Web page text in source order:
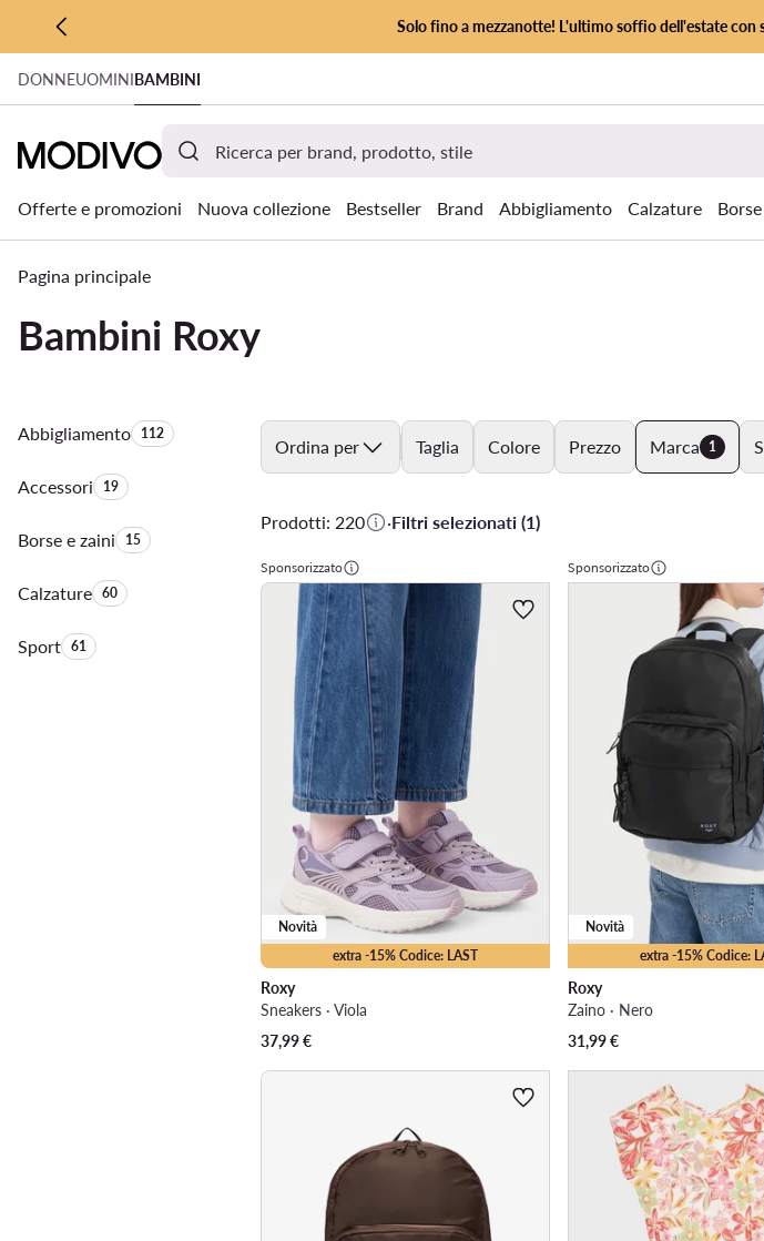
VAI AL CONTENUTO PRINCIPALE
VAI ALLA RICERCA
Solo fino a mezzanotte! L'ultimo soffio dell'estate con
DONNEUOMINIBAMBINI
Offerte e promozioni Nuova collezione Bestseller Brand Abbigliamento Calzature
Pagina principale
Bambini Roxy
AbbigliamentoQuantità di prodotti:
112
AccessoriQuantità di prodotti:
19
Borse e zainiQuantità di prodotti:
15
CalzatureQuantità di prodotti:
60
SportQuantità di prodotti:
61
Ordina per Taglia Colore Prezzo Marca 1
Prodotti: 220 ·Filtri selezionati (1)
Sponsorizzato
extra -15% Codice: LAST
Novità
Roxy
Sneakers · Viola
37,99€
Sponsorizzato
extra -15% Codice:
Novità
Roxy
Zaino · Nero
31,99€